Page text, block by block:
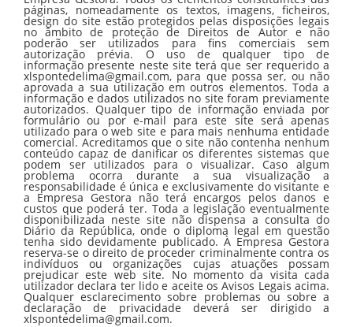
páginas, nomeadamente os textos, imagens, ficheiros,
design do site estão protegidos pelas disposições legais
no âmbito de proteção de Direitos de Autor e não
poderão ser utilizados para fins comerciais sem
autorização prévia. O uso de qualquer tipo de
informação presente neste site terá que ser requerido a
xlspontedelima@gmail.com, para que possa ser, ou não
aprovada a sua utilização em outros elementos. Toda a
informação e dados utilizados no site foram previamente
autorizados. Qualquer tipo de informação enviada por
formulário ou por e-mail para este site será apenas
utilizado para o web site e para mais nenhuma entidade
comercial. Acreditamos que o site não contenha nenhum
conteúdo capaz de danificar os diferentes sistemas que
podem ser utilizados para o visualizar. Caso algum
problema ocorra durante a sua visualização a
responsabilidade é única e exclusivamente do visitante e
a Empresa Gestora não terá encargos pelos danos e
custos que poderá ter. Toda a legislação eventualmente
disponibilizada neste site não dispensa a consulta do
Diário da República, onde o diploma legal em questão
tenha sido devidamente publicado. À Empresa Gestora
reserva-se o direito de proceder criminalmente contra os
indivíduos ou organizações cujas atuações possam
prejudicar este web site. No momento da visita cada
utilizador declara ter lido e aceite os Avisos Legais acima.
Qualquer esclarecimento sobre problemas ou sobre a
declaração de privacidade deverá ser dirigido a
xlspontedelima@gmail.com.